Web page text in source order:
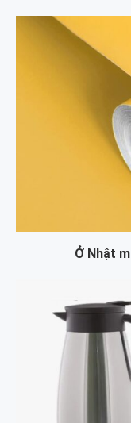
Ở Nhật